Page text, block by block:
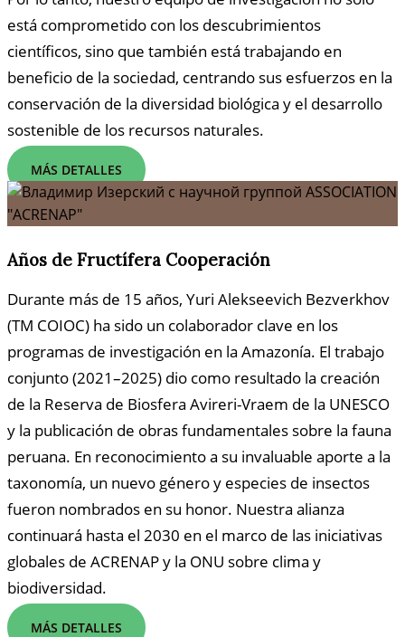
está comprometido con los descubrimientos
científicos, sino que también está trabajando en
beneficio de la sociedad, centrando sus esfuerzos en la
conservación de la diversidad biológica y el desarrollo
sostenible de los recursos naturales.
MÁS DETALLES
Años de Fructífera Cooperación
Durante más de 15 años, Yuri Alekseevich Bezverkhov
(TM COIOC) ha sido un colaborador clave en los
programas de investigación en la Amazonía. El trabajo
conjunto (2021–2025) dio como resultado la creación
de la Reserva de Biosfera Avireri-Vraem de la UNESCO
y la publicación de obras fundamentales sobre la fauna
peruana. En reconocimiento a su invaluable aporte a la
taxonomía, un nuevo género y especies de insectos
fueron nombrados en su honor. Nuestra alianza
continuará hasta el 2030 en el marco de las iniciativas
globales de ACRENAP y la ONU sobre clima y
biodiversidad.
MÁS DETALLES